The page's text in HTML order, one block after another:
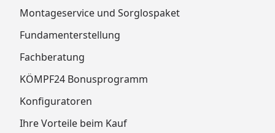
Montageservice und Sorglospaket
Fundamenterstellung
Fachberatung
KÖMPF24 Bonusprogramm
Konfiguratoren
Ihre Vorteile beim Kauf